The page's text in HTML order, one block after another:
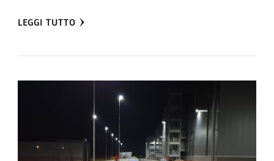
LEGGI TUTTO